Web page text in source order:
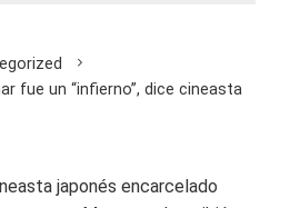
fue un “infierno”, dice cineasta
japonés encarcelado